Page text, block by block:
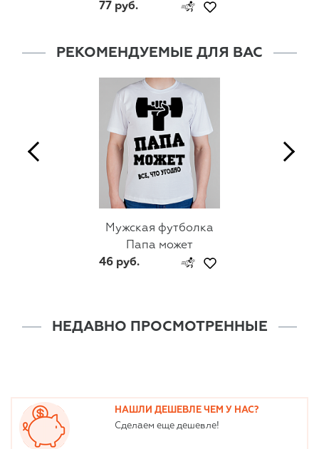
77 руб.
РЕКОМЕНДУЕМЫЕ ДЛЯ ВАС
Мужская футболка
Папа может
46 руб.
НЕДАВНО ПРОСМОТРЕННЫЕ
НАШЛИ ДЕШЕВЛЕ ЧЕМ У НАС?
Сделаем еще дешевле!